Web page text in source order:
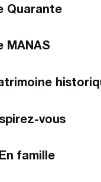
Quarante
MANAS
vous
En famille